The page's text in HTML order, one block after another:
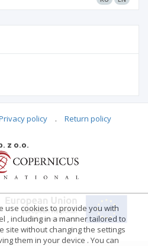
policy . Return policy
z o.o.
use cookies to provide you with
, including in a manner tailored to
site without changing the settings
them in your device . You can